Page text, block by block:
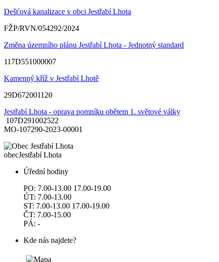
Dešťová kanalizace v obci Jestřabí Lhota
FŽP/RVN/054292/2024
Změna územního plánu Jestřabí Lhota - Jednotný standard
117D551000007
Kamenný kříž v Jestřabí Lhotě
29D672001120
Jestřabí Lhota - oprava pomníku obětem 1. světové války
107D291002522
MO-107290-2023-00001
obecJestřabí Lhota
Úřední hodiny
PO: 7.00-13.00 17.00-19.00
ÚT: 7.00-13.00
ST: 7.00-13.00 17.00-19.00
ČT: 7.00-15.00
PÁ: -
Kde nás najdete?